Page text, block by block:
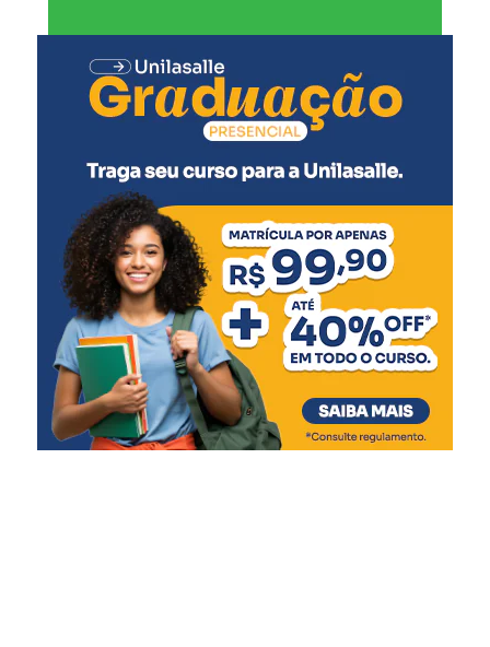
Pentavalente (2ª dose)
Pólio (2ª dose)
Pneumocócica (2ª dose)
5 meses:
Meningocócica C (2ª dose)
6 meses:
Pentavalente (3ª dose)
Pólio (3ª dose)
Influenza
Covid-19 (1ª dose)